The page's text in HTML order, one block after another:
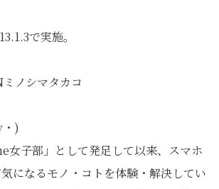
で実施。
ノシマタカコ
)
女子部」として発足して以来、スマホ
になるモノ・コトを体験・解決してい